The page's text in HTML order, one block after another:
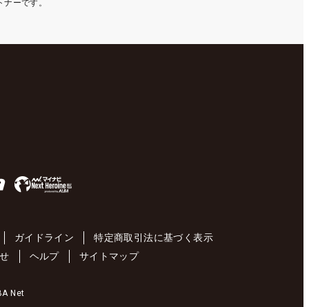
ーです。
ガイドライン
特定商取引法に基づく表示
ヘルプ サイトマップ
Net